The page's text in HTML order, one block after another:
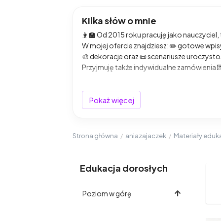
Kilka słów o mnie
👩‍🏫 Od 2015 roku pracuję jako
W mojej ofercie znajdziesz: ✏️ gotowe
🎨 dekoracje oraz 📜 scenariusze
Przyjmuję także indywidualne zamówienia
📩Napisz wiadomość
nowoczesne, sprawdzone metody, które
Design Thinking🔹
scenariusze i pomoce do zajęć w
Współpraca na Twoich warunkach Realizuję
Jeśli marzysz o materiale szytym na
Pokaż więcej
Strona główna / aniazajaczek / Materiały
Edukacja dorosłych
Poziom w górę